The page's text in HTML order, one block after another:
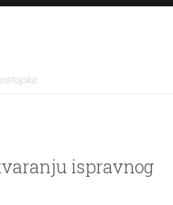
ispravnog